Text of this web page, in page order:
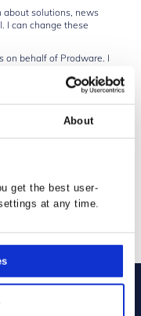
About
get the best user-
at any time.
about solutions, news
I can change these
on behalf of Prodware. I
conditions outlined in
(CUVID) which